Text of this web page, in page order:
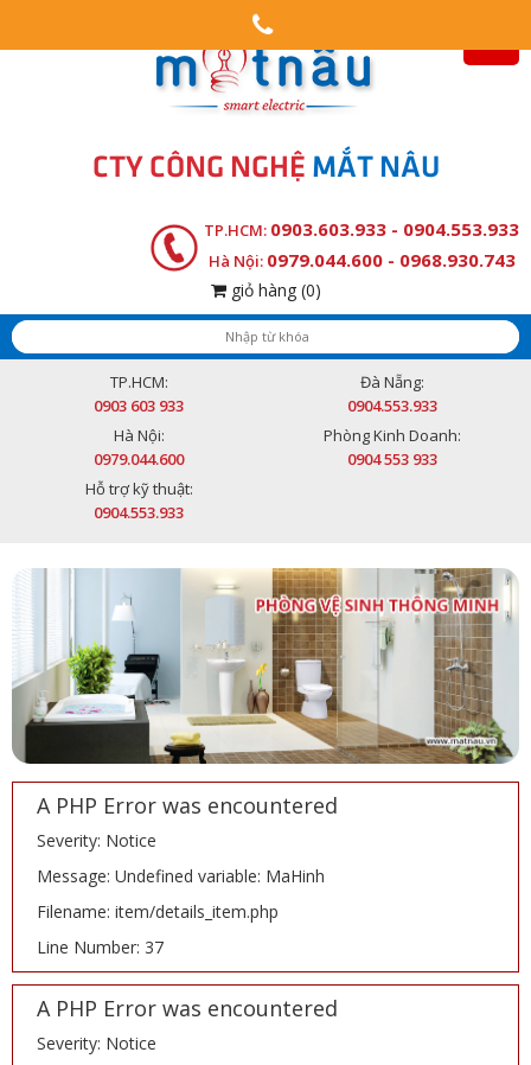
CTY CÔNG NGHỆ MẮT NÂU
TP.HCM: 0903.603.933 - 0904.553.933
Hà Nội: 0979.044.600 - 0968.930.743
giỏ hàng (0)
TP.HCM:
0903 603 933
Đà Nẵng:
0904.553.933
Hà Nội:
0979.044.600
Phòng Kinh Doanh:
0904 553 933
Hỗ trợ kỹ thuật:
0904.553.933
A PHP Error was encountered
Severity: Notice
Message: Undefined variable: MaHinh
Filename: item/details_item.php
Line Number: 37
A PHP Error was encountered
Severity: Notice